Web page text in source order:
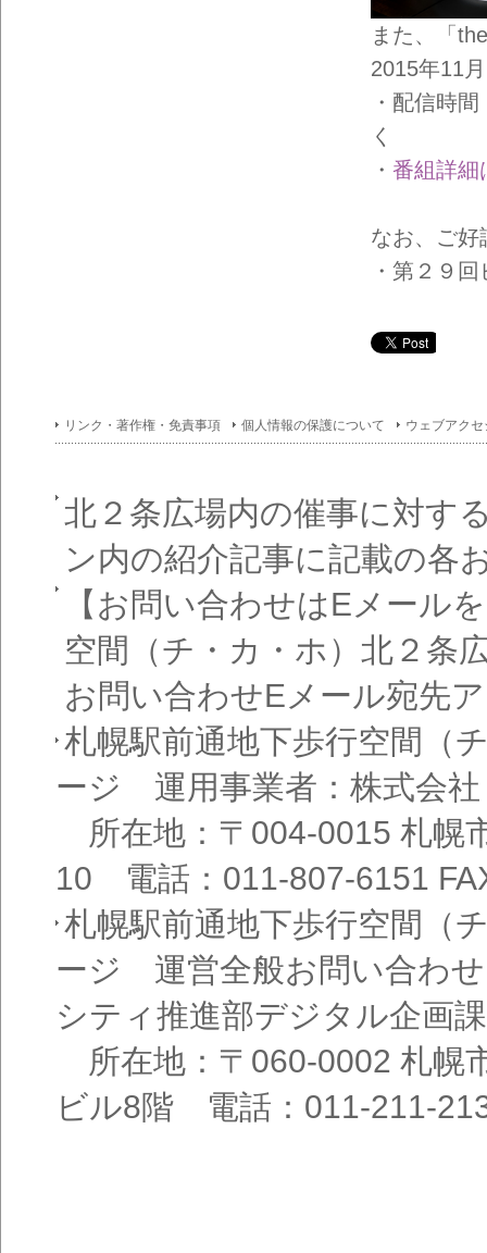
また、「
2015年11
・配信時
く
・ 番組詳細
なお、ご好
・第２９
リンク・著作権・免責事項 個人情報の保護について ウェブアク
北２条広場内の催事に対す
ン内の紹介記事に記載の各
【お問い合わせはEメール
空間（チ・カ・ホ）北２条
お問い合わせEメール宛先
札幌駅前通地下歩行空間（
ージ 運用事業者：株式会
所在地：〒004-0015 札幌
10 電話：011-807-6151
札幌駅前通地下歩行空間（
ージ 運営全般お問い合わ
シティ推進部デジタル企画課
所在地：〒060-0002 札幌
ビル8階 電話：011-211-